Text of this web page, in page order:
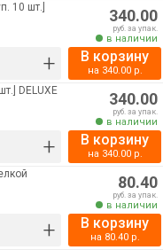
10 шт.]
+
340.00
руб. за упак.
в наличии
В корзину
на 340.00р.
DELUXE
+
340.00
руб. за упак.
в наличии
В корзину
на 340.00р.
+
80.40
руб. за упак.
в наличии
В корзину
на 80.40р.